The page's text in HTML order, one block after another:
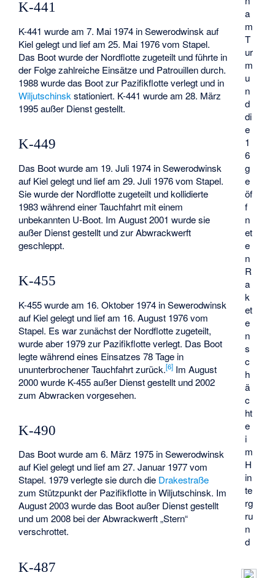
a
m
T
ur
m
u
n
d
di
e
1
6
g
e
öf
f
n
et
e
n
R
a
k
et
e
n
s
c
h
ä
c
ht
e
i
m
H
in
te
rg
ru
n
d
K-441
K-441 wurde am 7. Mai 1974 in Sewerodwinsk auf
Kiel gelegt und lief am 25. Mai 1976 vom Stapel.
Das Boot wurde der Nordflotte zugeteilt und führte in
der Folge zahlreiche Einsätze und Patrouillen durch.
1988 wurde das Boot zur Pazifikflotte verlegt und in
Wiljutschinsk stationiert. K-441 wurde am 28. März
1995 außer Dienst gestellt.
K-449
Das Boot wurde am 19. Juli 1974 in Sewerodwinsk
auf Kiel gelegt und lief am 29. Juli 1976 vom Stapel.
Sie wurde der Nordflotte zugeteilt und kollidierte
1983 während einer Tauchfahrt mit einem
unbekannten U-Boot. Im August 2001 wurde sie
außer Dienst gestellt und zur Abwrackwerft
geschleppt.
K-455
K-455 wurde am 16. Oktober 1974 in Sewerodwinsk
auf Kiel gelegt und lief am 16. August 1976 vom
Stapel. Es war zunächst der Nordflotte zugeteilt,
wurde aber 1979 zur Pazifikflotte verlegt. Das Boot
legte während eines Einsatzes 78 Tage in
ununterbrochener Tauchfahrt zurück.[6] Im August
2000 wurde K-455 außer Dienst gestellt und 2002
zum Abwracken vorgesehen.
K-490
Das Boot wurde am 6. März 1975 in Sewerodwinsk
auf Kiel gelegt und lief am 27. Januar 1977 vom
Stapel. 1979 verlegte sie durch die Drakestraße
zum Stützpunkt der Pazifikflotte in Wiljutschinsk. Im
August 2003 wurde das Boot außer Dienst gestellt
und um 2008 bei der Abwrackwerft „Stern“
verschrottet.
K-487